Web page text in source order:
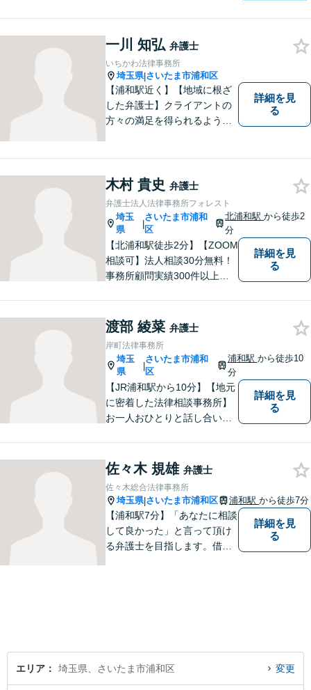
く感じがちな法律問題も、少
しずつ一緒に整理していきま
しょう。
一川 知弘 弁護士
いちかわ法律事務所
埼玉県|さいたま市浦和区
【浦和駅近く】【地域に根ざ
した弁護士】クライアントの
方々の満足を得られるよう最
応可能。【明確な料金体系】
法律トラブルでお悩みの方
は、どうぞお気軽にご相談く
ださい。
詳細を見
る
木村 貴史 弁護士
弁護士法人法律事務所フォレスト
埼玉
県
|
さいたま市浦和
区
北浦和駅から徒歩2
分
【北浦和駅徒歩2分】【ZOOM
相談可】法人相談30分無料！
事務所顧問実績300件以上！
るよう尽力いたします！業種
ごとに専門化したチームでの
サポート体制あり！ぜひ一度
ご相談ください。
詳細を見
る
渡部 綾菜 弁護士
岸町法律事務所
埼玉
県
|
さいたま市浦和
区
浦和駅 から徒歩10
分
【JR浦和駅から10分】【地元
に密着した法律相談事務所】
お一人おひとりと話し合い、
ることがあれば、ぜひお手伝
いさせてください。【平日21
時まで対応可】
詳細を見
る
佐々木 規雄 弁護士
佐々木総合法律事務所
埼玉県|さいたま市浦和区 浦和駅 から徒歩7分
【浦和駅7分】「あなたに相談
して良かった」と言って頂け
る弁護士を目指します。借
詳細を見
る
エリア 埼玉県、さいたま市浦和区 変更